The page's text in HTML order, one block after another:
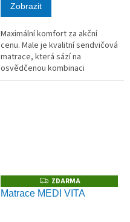
Zobrazit
Maximální komfort za akční
cenu. Male je kvalitní sendvičová
matrace, která sází na
osvědčenou kombinaci
zpevněného jádra a jemného
Z
D
A
ZDARMA
Matrace MEDI VITA